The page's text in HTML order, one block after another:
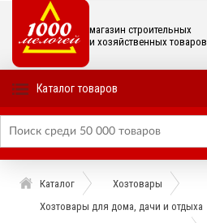
магазин строительных
и хозяйственных товаров
Каталог товаров
Каталог
Хозтовары
Хозтовары для дома, дачи и отдыха